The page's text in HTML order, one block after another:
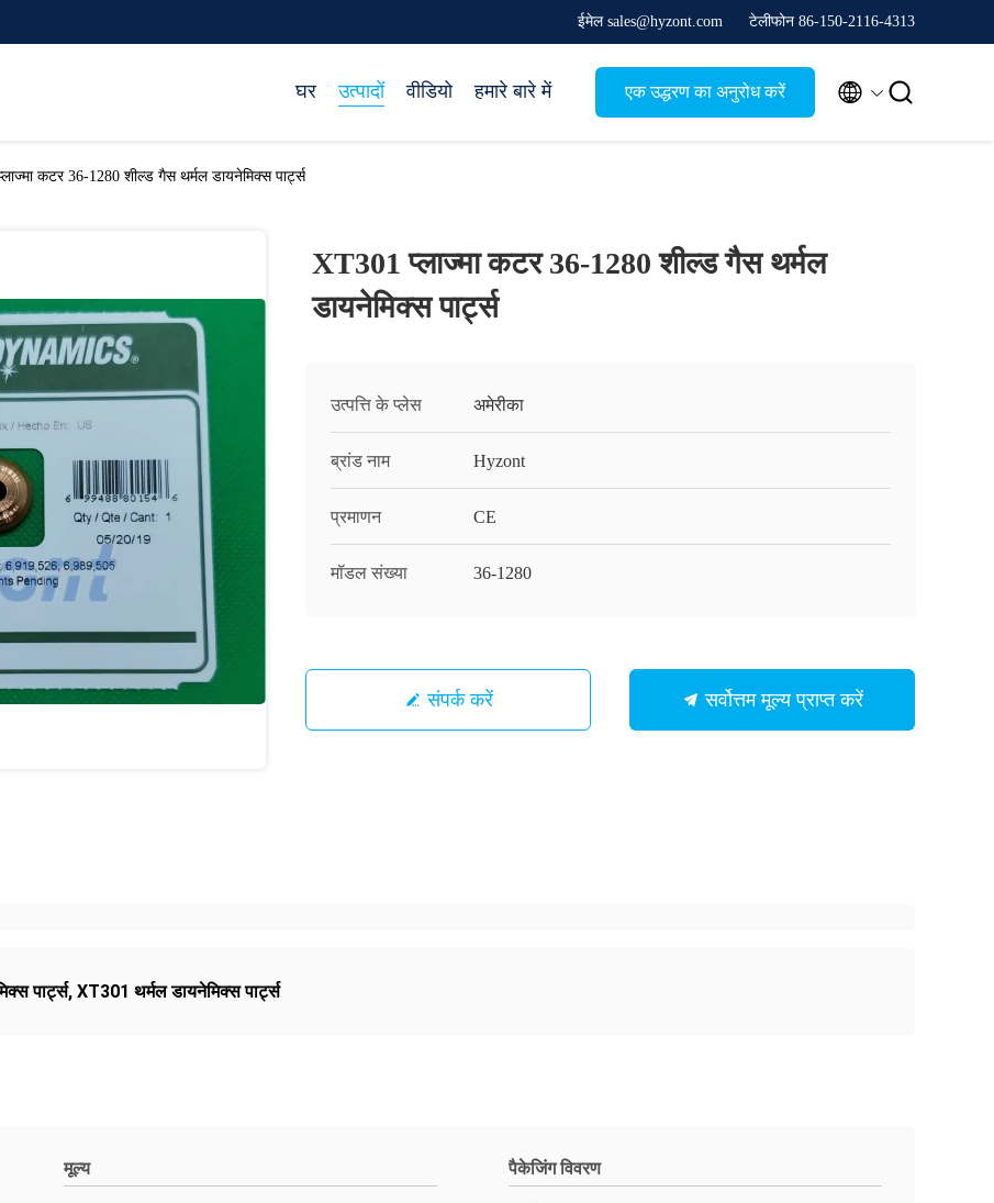
ईमेल sales@hyzont.com टेलीफोन 86-150-2116-4313
घर उत्पादों वीडियो हमारे बारे में एक उद्धरण का अनुरोध करें  
कटर 36-1280 शील्ड गैस थर्मल डायनेमिक्स पार्ट्स
XT301 प्लाज्मा कटर 36-1280 शील्ड गैस थर्मल
डायनेमिक्स पार्ट्स
उत्पत्ति के प्लेस अमेरीका
ब्रांड नाम Hyzont
प्रमाणन CE
मॉडल संख्या 36-1280
संपर्क करें सर्वोत्तम मूल्य प्राप्त करें
पार्ट्स, XT301 थर्मल डायनेमिक्स पार्ट्स
मूल्य पैकेजिंग विवरण